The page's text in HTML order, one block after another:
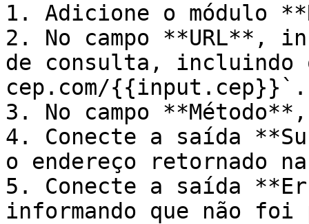
1. Adicione o módulo
2. No campo **URL**,
de consulta, incluindo
cep.com/{{input.cep}}`.
3. No campo
4. Conecte a saída
o endereço retornado
5. Conecte a saída
informando que não